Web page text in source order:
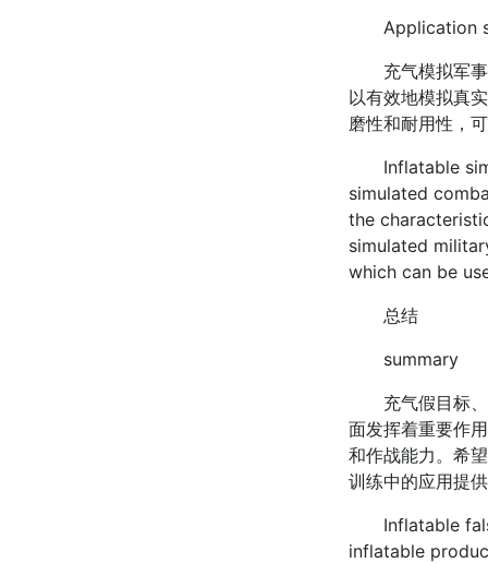
Application
充气模拟军事
以有效地模拟真
磨性和耐用性，
Inflatable
simulated
the
simulated
which can be
总结
summary
充气假目标、
面发挥着重要作
和作战能力。希
训练中的应用提
Inflatable
inflatable